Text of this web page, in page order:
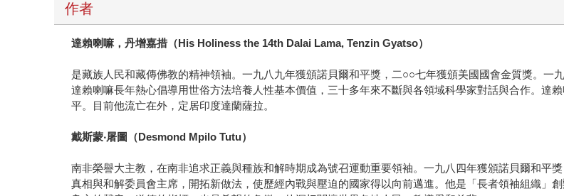
作者
達賴喇嘛，丹增嘉措（His Holiness the 14th Dalai Lama, Tenzin Gyatso）
是藏族人民和藏傳佛教的精神領袖。一九八九年獲頒諾貝爾和平獎，二○○七年獲頒美國國會金質獎。一
達賴喇嘛長年熱心倡導用世俗方法培養人性基本價值，三十多年來不斷與各領域科學家對話與合作。達
平。目前他流亡在外，定居印度達蘭薩拉。
戴斯蒙‧屠圖（Desmond Mpilo Tutu）
南非榮譽大主教，在南非追求正義與種族和解時期成為號召運動重要領袖。一九八四年獲頒諾貝爾和平
真相與和解委員會主席，開拓新做法，使歷經內戰與壓迫的國家得以向前邁進。他是「長者領袖組織」